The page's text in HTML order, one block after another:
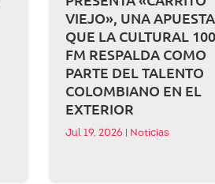
VIEJO», UNA APUESTA
QUE LA CULTURAL
FM RESPALDA COMO
PARTE DEL TALENTO
COLOMBIANO EN EL
EXTERIOR
Jul 19, 2026 Noticias